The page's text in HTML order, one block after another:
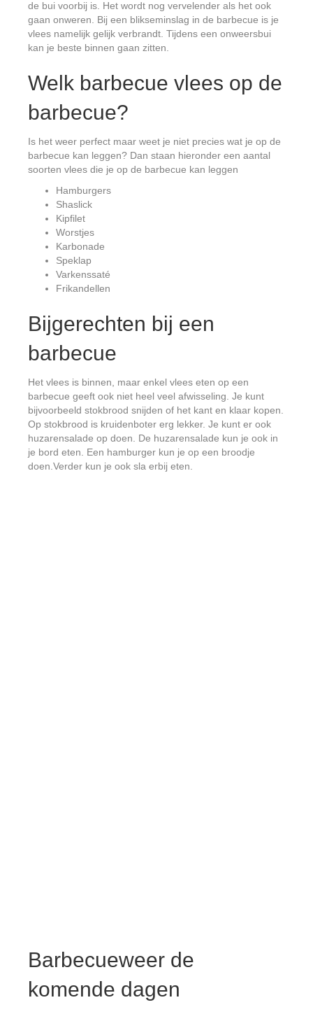
de bui voorbij is. Het wordt nog vervelender als het ook
gaan onweren. Bij een blikseminslag in de barbecue is je
vlees namelijk gelijk verbrandt. Tijdens een onweersbui
kan je beste binnen gaan zitten.
Welk barbecue vlees op de
barbecue?
Is het weer perfect maar weet je niet precies wat je op de
barbecue kan leggen? Dan staan hieronder een aantal
soorten vlees die je op de barbecue kan leggen
Hamburgers
Shaslick
Kipfilet
Worstjes
Karbonade
Speklap
Varkenssaté
Frikandellen
Bijgerechten bij een
barbecue
Het vlees is binnen, maar enkel vlees eten op een
barbecue geeft ook niet heel veel afwisseling. Je kunt
bijvoorbeeld stokbrood snijden of het kant en klaar kopen.
Op stokbrood is kruidenboter erg lekker. Je kunt er ook
huzarensalade op doen. De huzarensalade kun je ook in
je bord eten. Een hamburger kun je op een broodje
doen.Verder kun je ook sla erbij eten.
Barbecueweer de
komende dagen